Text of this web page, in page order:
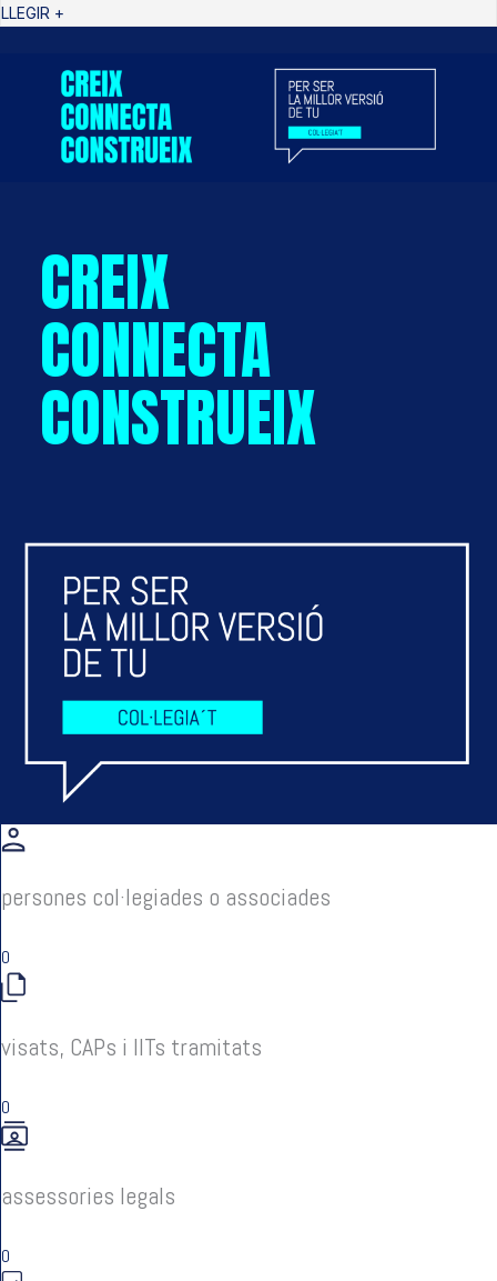
LLEGIR +
CREIX
CONNECTA
CONSTRUEIX
persones col·legiades o associades
0
visats, CAPs i IITs tramitats
0
assessories legals
0